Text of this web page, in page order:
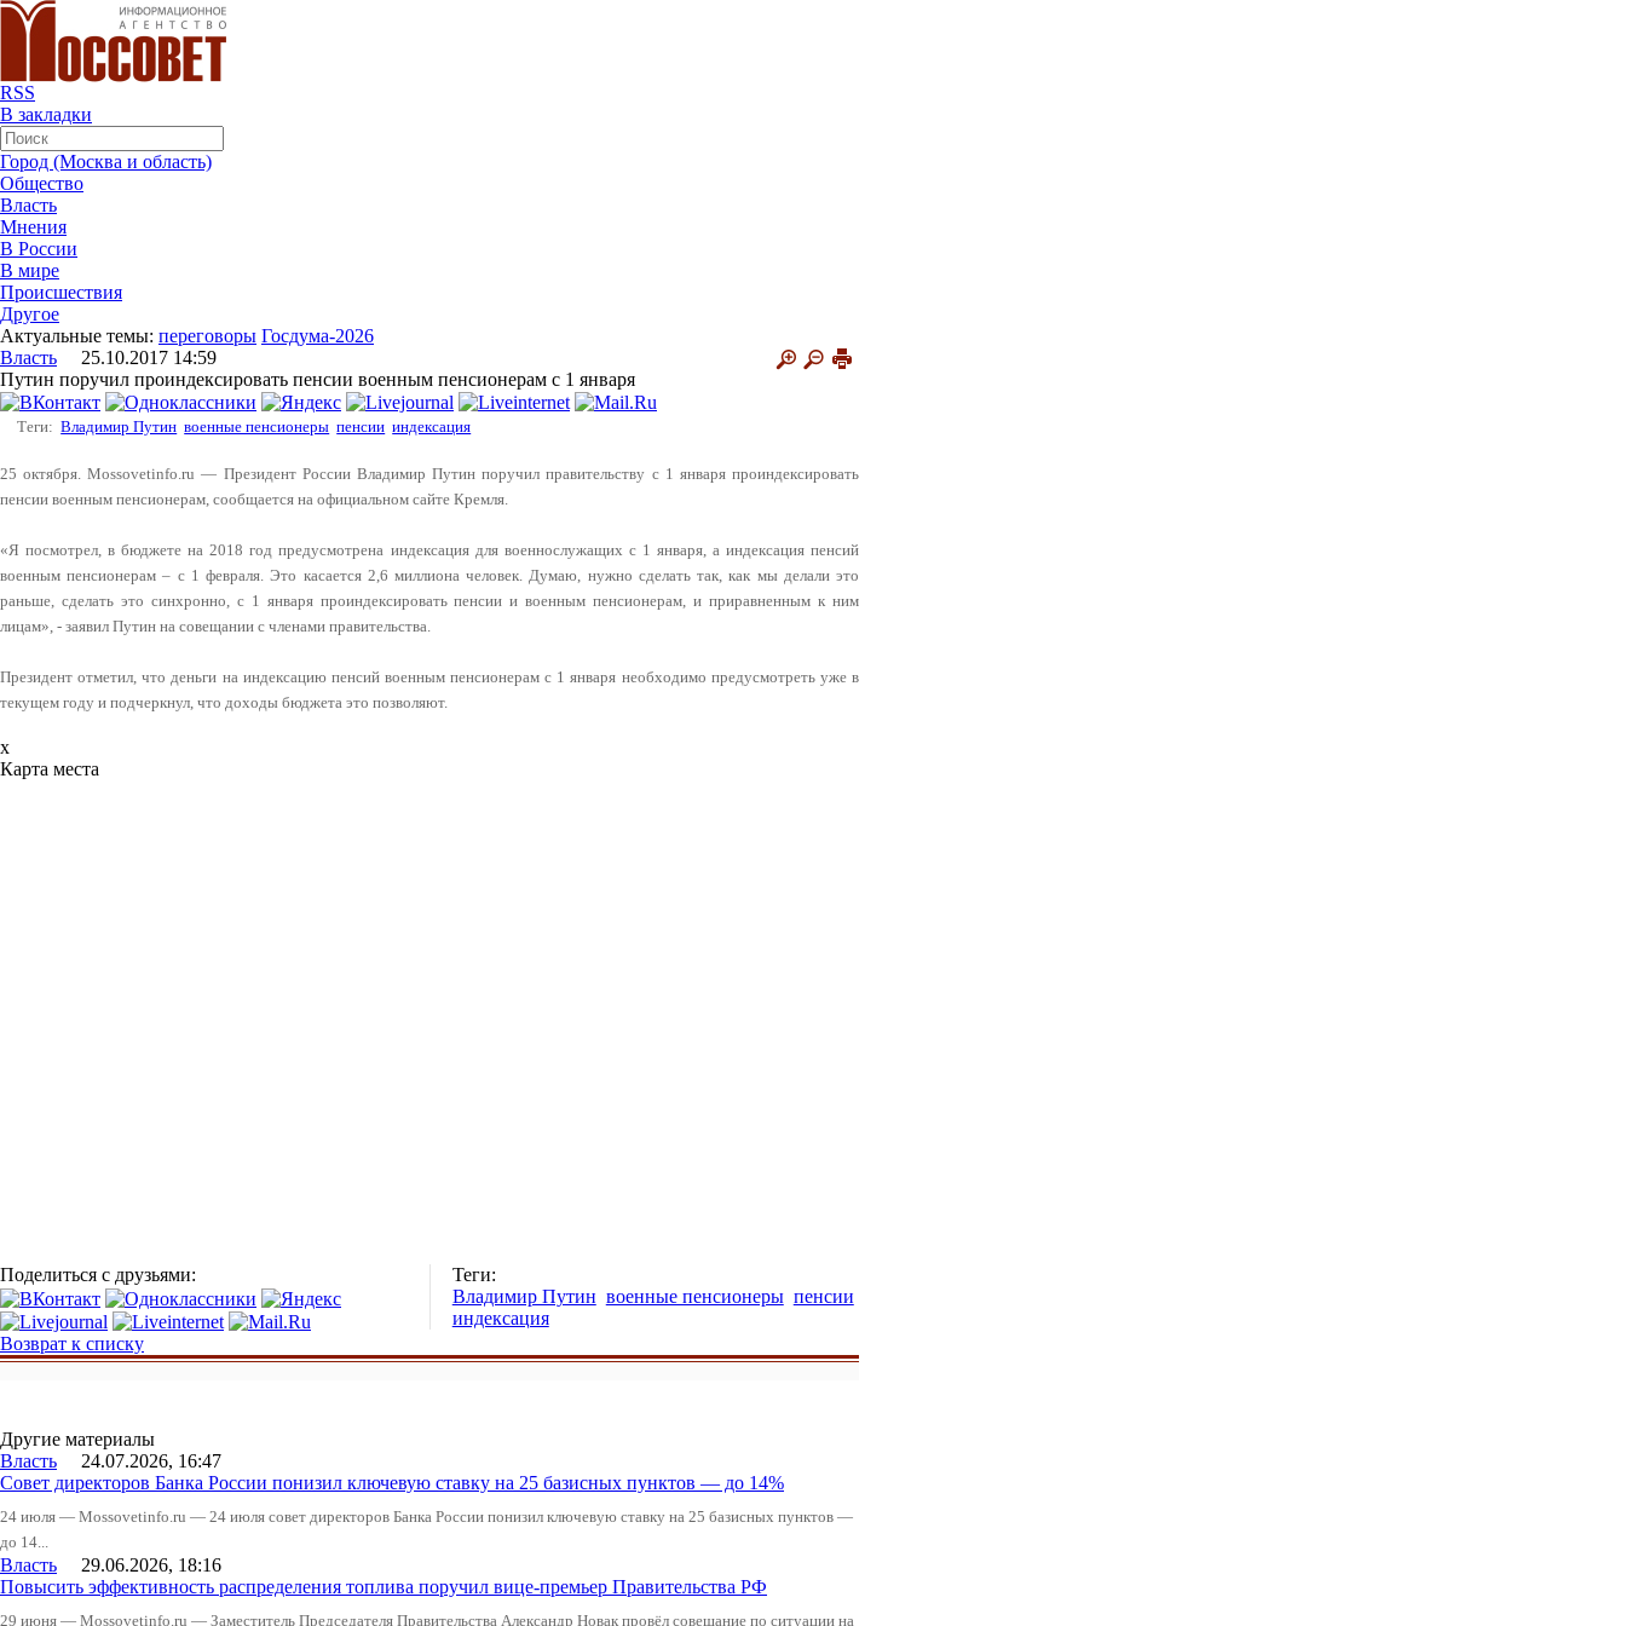
RSS
В закладки
Город (Москва и область)
Общество
Власть
Мнения
В России
В мире
Происшествия
Другое
Актуальные темы: переговоры Госдума-2026
Власть 25.10.2017 14:59
Путин поручил проиндексировать пенсии военным пенсионерам с 1 января
Теги: Владимир Путин военные пенсионеры пенсии индексация
25 октября. Mossovetinfo.ru — Президент России Владимир Путин поручил правительству с 1 января проиндексировать
пенсии военным пенсионерам, сообщается на официальном сайте Кремля.
«Я посмотрел, в бюджете на 2018 год предусмотрена индексация для военнослужащих с 1 января, а индексация пенсий
военным пенсионерам – с 1 февраля. Это касается 2,6 миллиона человек. Думаю, нужно сделать так, как мы делали это
раньше, сделать это синхронно, с 1 января проиндексировать пенсии и военным пенсионерам, и приравненным к ним
лицам», - заявил Путин на совещании с членами правительства.
Президент отметил, что деньги на индексацию пенсий военным пенсионерам с 1 января необходимо предусмотреть уже в
текущем году и подчеркнул, что доходы бюджета это позволяют.
x
Карта места
Поделиться с друзьями:
Теги:
Владимир Путин военные пенсионеры пенсии
индексация
Возврат к списку
Другие материалы
Власть 24.07.2026, 16:47
Совет директоров Банка России понизил ключевую ставку на 25 базисных пунктов — до 14%
24 июля — Mossovetinfo.ru — 24 июля совет директоров Банка России понизил ключевую ставку на 25 базисных пунктов —
до 14...
Власть 29.06.2026, 18:16
Повысить эффективность распределения топлива поручил вице-премьер Правительства РФ
29 июня — Mossovetinfo.ru — Заместитель Председателя Правительства Александр Новак провёл совещание по ситуации на